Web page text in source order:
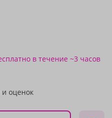
в течение ~3 часов
оценок